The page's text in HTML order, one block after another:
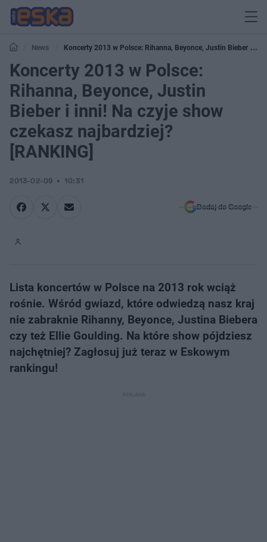
News
Koncerty 2013 w Polsce: Rihanna, Beyonce, Justin Bieber i
inni! Na czyje show czekasz najbardziej? [RANKING]
Koncerty 2013 w Polsce:
Rihanna, Beyonce, Justin
Bieber i inni! Na czyje show
czekasz najbardziej?
[RANKING]
2013-02-09 10:31
Dodaj do Google
Lista koncertów w Polsce na 2013 rok wciąż
rośnie. Wśród gwiazd, które odwiedzą nasz kraj
nie zabraknie Rihanny, Beyonce, Justina Biebera
czy też Ellie Goulding. Na które show pójdziesz
najchętniej? Zagłosuj już teraz w Eskowym
rankingu!